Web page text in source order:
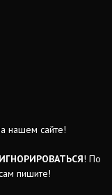
нашем сайте!
ИГНОРИРОВАТЬСЯ! По
пишите!